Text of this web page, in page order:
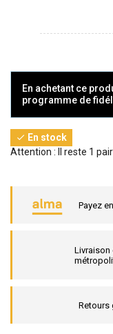
En achetant ce
programme de
 En stock
Attention : Il reste 1
Payez
Livraison
Retours